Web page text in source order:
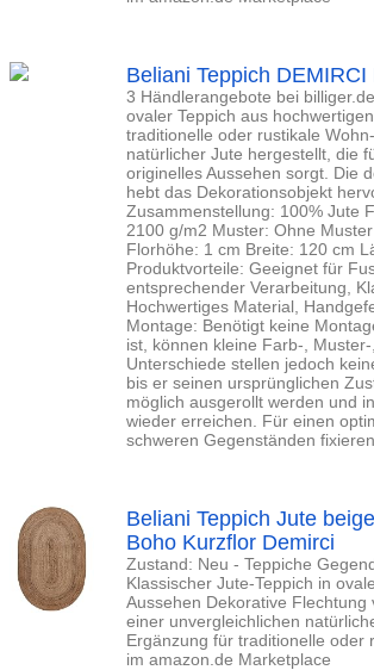
Beliani Teppich
3 Händlerangebote bei
ovaler Teppich aus
traditionelle oder rustikale
natürlicher Jute hergestellt, die
originelles Aussehen sorgt. Die
hebt das Dekorationsobjekt
Zusammenstellung: 100% Jute
2100 g/m2 Muster: Ohne
Florhöhe: 1 cm Breite: 120 cm
Produktvorteile: Geeignet für
entsprechender Verarbeitung,
Hochwertiges Material,
Montage: Benötigt keine
ist, können kleine Farb-,
Unterschiede stellen jedoch
bis er seinen ursprünglichen
möglich ausgerollt werden und
wieder erreichen. Für einen
schweren Gegenständen
Beliani Teppich Jute
Boho Kurzflor Demirci
Zustand: Neu - Teppiche
Klassischer Jute-Teppich in
Aussehen Dekorative
einer unvergleichlichen
Ergänzung für traditionelle oder
im amazon.de Marketplace